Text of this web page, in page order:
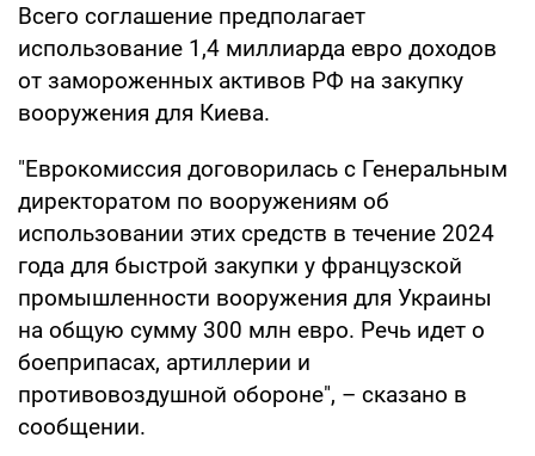
Всего соглашение предполагает
использование 1,4 миллиарда евро доходов
от замороженных активов РФ на закупку
вооружения для Киева.
"Еврокомиссия договорилась с Генеральным
директоратом по вооружениям об
использовании этих средств в течение 2024
года для быстрой закупки у французской
промышленности вооружения для Украины
на общую сумму 300 млн евро. Речь идет о
боеприпасах, артиллерии и
противовоздушной обороне", – сказано в
сообщении.